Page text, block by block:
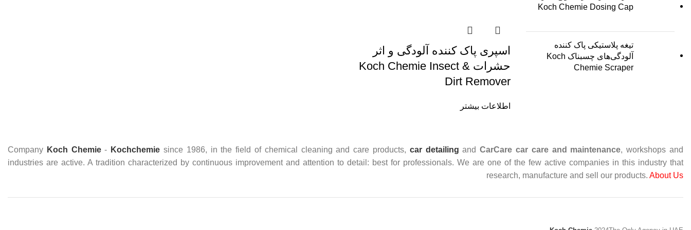
Koch Chemie Dosing Cap
تیغه پلاستیکی پاک کننده
آلودگی‌های چسبناک Koch
Chemie Scraper
اسپری پاک کننده آلودگی و اثر
حشرات Koch Chemie Insect &
Dirt Remover
اطلاعات بیشتر
Company Koch Chemie- Kochchemie since 1986, in the field of chemical cleaning and care products, car detailing andCarCare car care and maintenance, workshops and
industries are active. A tradition characterized by continuous improvement and attention to detail: best for professionals. We are one of the few active companies in this industry that
research, manufacture and sell our products. About Us